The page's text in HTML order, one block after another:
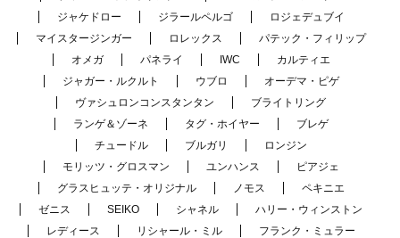
ジャケドロー
ジラールペルゴ
ロジェデュブイ
マイスタージンガー
ロレックス
パテック・フィリップ
オメガ
パネライ IWC
カルティエ
ジャガー・ルクルト
ウブロ
オーデマ・ピゲ
ヴァシュロンコンスタンタン
ブライトリング
ランゲ＆ゾーネ
タグ・ホイヤー
ブレゲ
チュードル
ブルガリ
ロンジン
モリッツ・グロスマン
ユンハンス
ピアジェ
グラスヒュッテ・オリジナル
ノモス
ペキニエ
ゼニス
SEIKO シャネル
ハリー・ウィンストン
レディース
リシャール・ミル
フランク・ミュラー